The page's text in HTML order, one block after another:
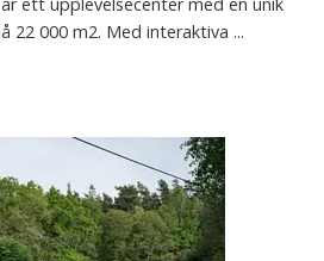
22 000 m2. Med interaktiva ...